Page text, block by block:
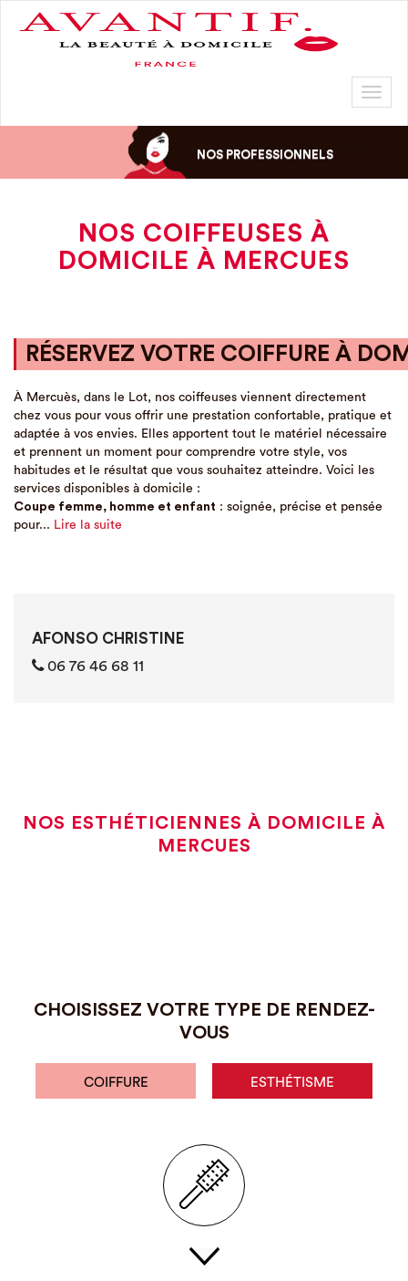
NOS PROFESSIONNELS
NOS COIFFEUSES À
DOMICILE À MERCUES
RÉSERVEZ VOTRE COIFFURE À
À Mercuès, dans le Lot, nos coiffeuses viennent directement
chez vous pour vous offrir une prestation confortable, pratique et
adaptée à vos envies. Elles apportent tout le matériel nécessaire
et prennent un moment pour comprendre votre style, vos
habitudes et le résultat que vous souhaitez atteindre. Voici les
services disponibles à domicile :
Coupe femme, homme et enfant : soignée, précise et pensée
pour... Lire la suite
AFONSO CHRISTINE
06 76 46 68 11
NOS ESTHÉTICIENNES À DOMICILE À
MERCUES
CHOISISSEZ VOTRE TYPE DE RENDEZ-
VOUS
COIFFURE ESTHÉTISME